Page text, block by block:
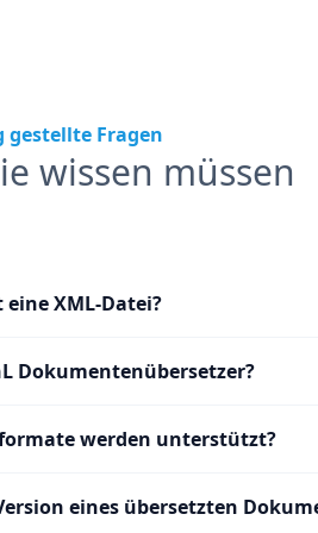
gestellte Fragen
wissen müssen
eine XML-Datei?
Dokumentenübersetzer?
werden unterstützt?
eines übersetzten